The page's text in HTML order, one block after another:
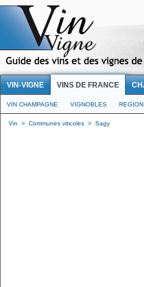
VIN-VIGNE VINS DE FRANCE
VIN CHAMPAGNE VIGNOBLES
Vin > Communes viticoles > Sagy